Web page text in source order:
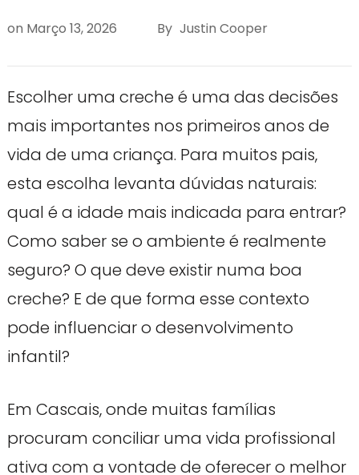
on Março 13, 2026 By Justin Cooper
Escolher uma creche é uma das decisões
mais importantes nos primeiros anos de
vida de uma criança. Para muitos pais,
esta escolha levanta dúvidas naturais:
qual é a idade mais indicada para entrar?
Como saber se o ambiente é realmente
seguro? O que deve existir numa boa
creche? E de que forma esse contexto
pode influenciar o desenvolvimento
infantil?
Em Cascais, onde muitas famílias
procuram conciliar uma vida profissional
ativa com a vontade de oferecer o melhor